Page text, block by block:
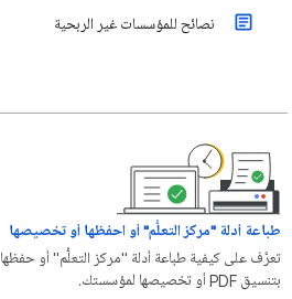
نصائح للمؤسسات غير الربحية
طباعة أدلة "مركز التعلُّم" أو احفظها أو تخصيصها
تعرَّف على كيفية طباعة أدلة "مركز التعلُّم" أو حفظها
بتنسيق PDF أو تخصيصها لمؤسستك.